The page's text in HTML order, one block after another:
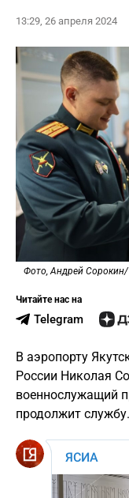
13:29, 26 апреля 2024
Фото, Андрей
Читайте нас на
Telegram
В аэропорту
России Николая
военнослужащий
продолжит службу.